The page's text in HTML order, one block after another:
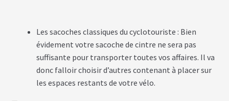
Les sacoches classiques du cyclotouriste : Bien
évidement votre sacoche de cintre ne sera pas
suffisante pour transporter toutes vos affaires. Il va
donc falloir choisir d’autres contenant à placer sur
les espaces restants de votre vélo.